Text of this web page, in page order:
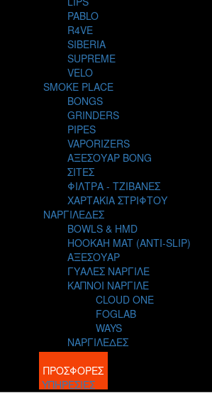
PABLO
R4VE
SIBERIA
SUPREME
VELO
SMOKE PLACE
BONGS
GRINDERS
PIPES
VAPORIZERS
ΑΞΕΣΟΥΑΡ BONG
ΣΙΤΕΣ
ΦΙΛΤΡΑ - ΤΖΙΒΑΝΕΣ
ΧΑΡΤΑΚΙΑ ΣΤΡΙΦΤΟΥ
ΝΑΡΓΙΛΕΔΕΣ
BOWLS & HMD
HOOKAH MAT (ANTI-SLIP)
ΑΞΕΣΟΥΑΡ
ΓΥΑΛΕΣ ΝΑΡΓΙΛΕ
ΚΑΠΝΟΙ ΝΑΡΓΙΛΕ
CLOUD ONE
FOGLAB
WAYS
ΝΑΡΓΙΛΕΔΕΣ
BLOG
ΠΡΟΣΦΟΡΕΣ
ΥΠΗΡΕΣΙΕΣ